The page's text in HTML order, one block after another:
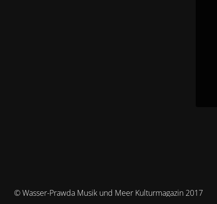
© Wasser-Prawda Musik und Meer Kulturmagazin 2017